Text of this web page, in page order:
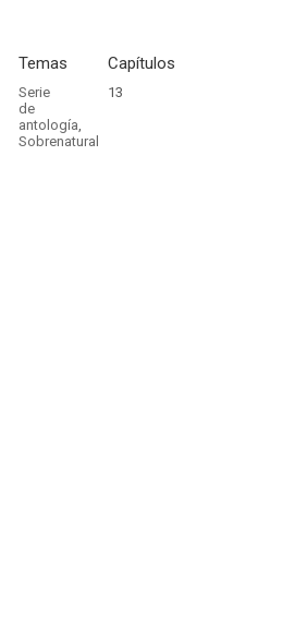
Temas
Serie
de
antología,
Sobrenatural
Capítulos
13